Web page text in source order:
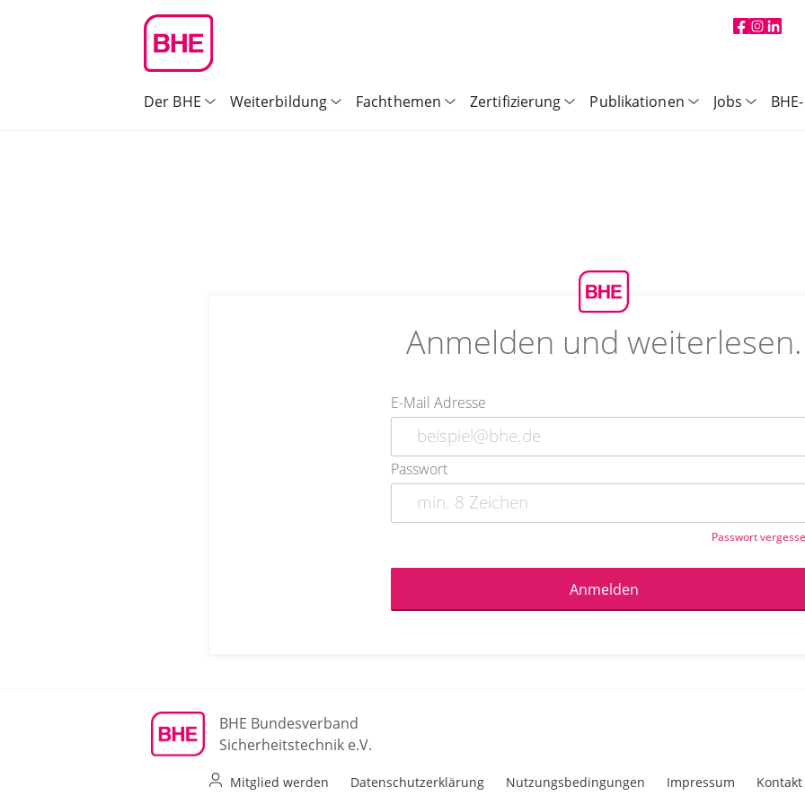
Der BHE Weiterbildung Fachthemen Zertifizierung Publikationen Jobs
Anmelden und weiterlesen.
E-Mail Adresse
Passwort
Passwort
Anmelden
BHE Bundesverband
Sicherheitstechnik e.V.
Mitglied werden Datenschutzerklärung Nutzungsbedingungen Impressum Kontakt